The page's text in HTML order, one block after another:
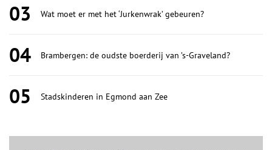
03 Wat moet er met het ‘Jurkenwrak’ gebeuren?
04 Brambergen: de oudste boerderij van ’s-Graveland?
05 Stadskinderen in Egmond aan Zee